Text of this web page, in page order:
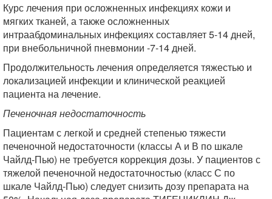
Курс лечения при осложненных инфекциях кожи и
мягких тканей, а также осложненных
интраабдоминальных инфекциях составляет 5-14 дней,
при внебольничной пневмонии -7-14 дней.
Продолжительность лечения определяется тяжестью и
локализацией инфекции и клинической реакцией
пациента на лечение.
Печеночная недостаточность
Пациентам с легкой и средней степенью тяжести
печеночной недостаточности (классы А и В по шкале
Чайлд-Пью) не требуется коррекция дозы. У пациентов с
тяжелой печеночной недостаточностью (класс С по
шкале Чайлд-Пью) следует снизить дозу препарата на